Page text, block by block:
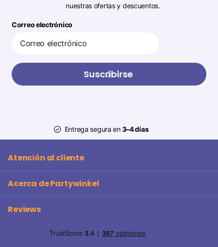
nuestras ofertas y descuentos.
Correo electrónico
Suscribirse
Entrega segura en3–4 días
Atención al cliente
Acerca de Partywinkel
Reviews